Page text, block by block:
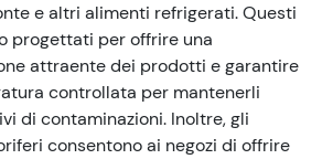
e altri alimenti refrigerati. Questi
progettati per offrire una
attraente dei prodotti e garantire
controllata per mantenerli
di contaminazioni. Inoltre, gli
consentono ai negozi di offrire